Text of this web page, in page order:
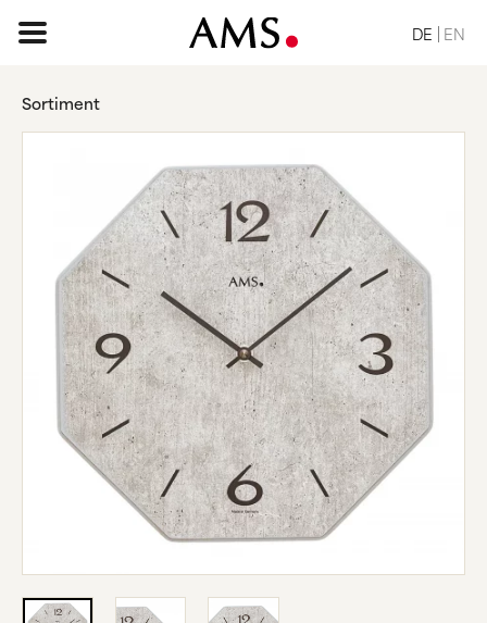
SORTIMENT
BASIC
KLASSISCH
ELEGANT
DESIGN
VINTAGE
NATUR
ANFRAGE
ÜBER UNS
HERSTELLUNG
FIRMENGESCHICHTE
SCHWARZWALD
DE EN
Sortiment